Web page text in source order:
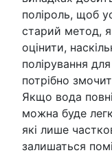
поліроль, щоб
старий метод,
оцінити,
полірування
потрібно
Якщо вода
можна буде
які лише
залишаться